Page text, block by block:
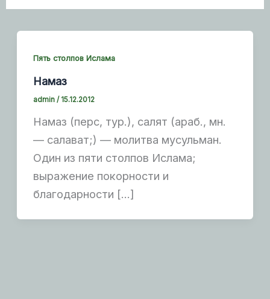
Пять столпов Ислама
Намаз
admin/ 15.12.2012
Намаз (перс, тур.), салят (араб., мн.
— салават;) — молитва мусульман.
Один из пяти столпов Ислама;
выражение покорности и
благодарности […]